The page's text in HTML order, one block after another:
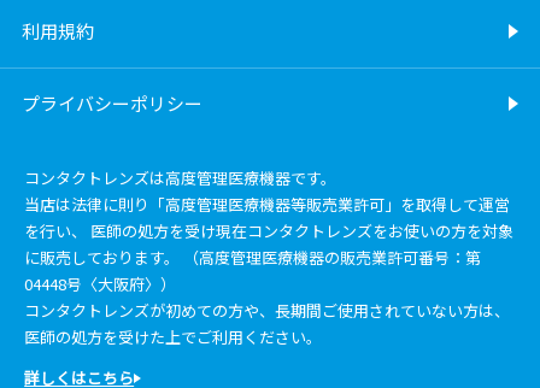
利用規約
プライバシーポリシー
コンタクトレンズは高度管理医療機器です。
当店は法律に則り「高度管理医療機器等販売業許可」を取得して運営
を行い、 医師の処方を受け現在コンタクトレンズをお使いの方を対象
に販売しております。 （高度管理医療機器の販売業許可番号：第
04448号〈大阪府〉）
コンタクトレンズが初めての方や、長期間ご使用されていない方は、
医師の処方を受けた上でご利用ください。
詳しくはこちら